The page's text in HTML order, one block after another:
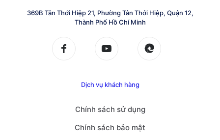
369B Tân Thới Hiệp 21, Phường Tân Thới Hiệp, Quận 12,
Thành Phố Hồ Chí Minh
Dịch vụ khách hàng
Chính sách sử dụng
Chính sách bảo mật